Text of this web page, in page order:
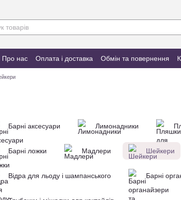
Про нас Оплата і доставка Обмін та повернення
Барні аксесуари Лимонадники
Барні ложки Мадлери Шейкери
Відра для льоду і шампанського Барні